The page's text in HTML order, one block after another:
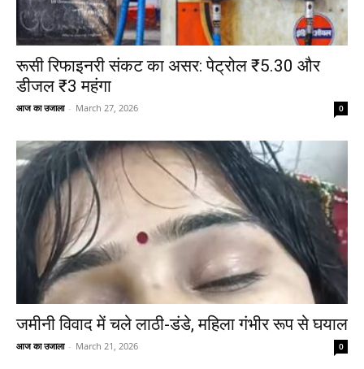
रूसी रिफाइनरी संकट का असर: पेट्रोल ₹5.30 और
डीजल ₹3 महंगा
आज का उजाला - March 27, 2026 0
जमीनी विवाद में चले लाठी-डंडे, महिला गंभीर रूप से घयाल
आज का उजाला - March 21, 2026 0